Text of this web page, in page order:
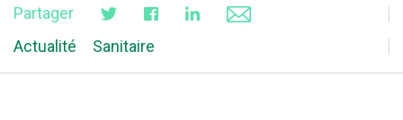
Partager
Actualité
Sanitaire